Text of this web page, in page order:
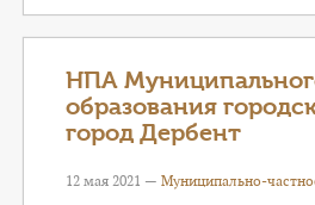
НПА
образования
город Дербент
12 мая 2021 — Муниципально-